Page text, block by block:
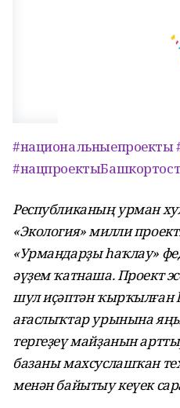
#национальныепроекты
Республиканың урман
«Экология» милли
«Урмандарҙы һаҡлау»
әүҙем ҡатнаша. Проект
шул иҫәптән ҡырҡылған
ағаслыҡтар урынына
тергеҙеү майҙанын
базаны махсуслашҡан
менән байытыу кеүек